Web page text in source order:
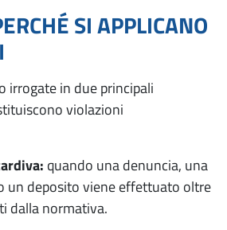
SI APPLICANO
irrogate in due principali
violazioni
quando una denuncia, una
un deposito viene effettuato oltre
dalla normativa.